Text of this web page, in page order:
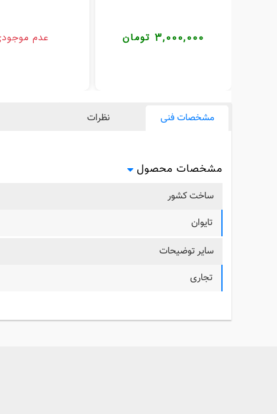
3,000,000 تومان عدم
مشخصات فنی نظرات
مشخصات محصول
ساخت کشور
تایوان
سایر توضیحات
تجاری